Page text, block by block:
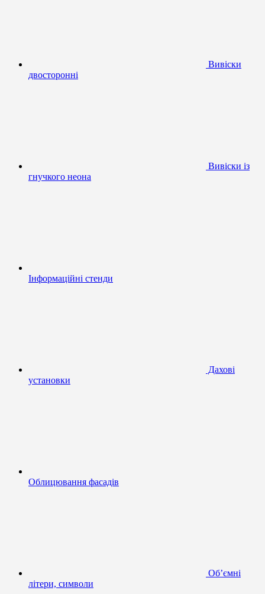
Вивіски
двосторонні
Вивіски із
гнучкого неона
Інформаційні стенди
Дахові
установки
Облицювання фасадів
Об’ємні
літери, символи